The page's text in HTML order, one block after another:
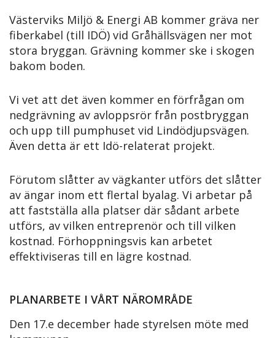
Västerviks Miljö & Energi AB kommer gräva ner
fiberkabel (till IDÖ) vid Gråhällsvägen ner mot
stora bryggan. Grävning kommer ske i skogen
bakom boden.
Vi vet att det även kommer en förfrågan om
nedgrävning av avloppsrör från postbryggan
och upp till pumphuset vid Lindödjupsvägen.
Även detta är ett Idö-relaterat projekt.
Förutom slåtter av vägkanter utförs det slåtter
av ängar inom ett flertal byalag. Vi arbetar på
att fastställa alla platser där sådant arbete
utförs, av vilken entreprenör och till vilken
kostnad. Förhoppningsvis kan arbetet
effektiviseras till en lägre kostnad.
PLANARBETE I VÅRT NÄROMRÅDE
Den 17.e december hade styrelsen möte med